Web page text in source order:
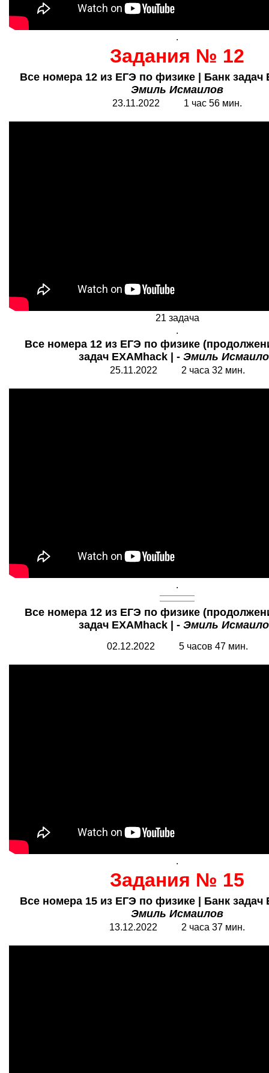
.
Задания № 12
Все номера 12 из ЕГЭ по физике | Банк задач
Эмиль Исмаилов
23.11.2022 1 час 56 мин.
21 задача
.
Все номера 12 из ЕГЭ по физике
задач EXAMhack | - Эмиль
25.11.2022 2 часа 32 мин.
.
Все номера 12 из ЕГЭ по физике
задач EXAMhack | - Эмиль
02.12.2022 5 часов 47 мин.
.
Задания № 15
Все номера 15 из ЕГЭ по физике | Банк задач
Эмиль Исмаилов
13.12.2022 2 часа 37 мин.